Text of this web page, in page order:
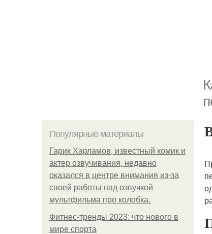
Популярные материалы
Гарик Харламов, известный комик и
актер озвучивания, недавно
оказался в центре внимания из-за
своей работы над озвучкой
мультфильма про колобка.
Фитнес-тренды 2023: что нового в
мире спорта